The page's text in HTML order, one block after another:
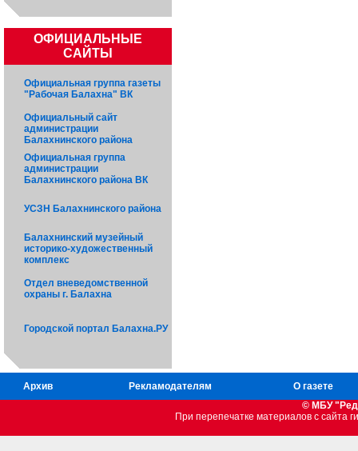
ОФИЦИАЛЬНЫЕ
САЙТЫ
Официальная группа газеты
"Рабочая Балахна" ВК
Официальный сайт
администрации
Балахнинского района
Официальная группа
администрации
Балахнинского района ВК
УСЗН Балахнинского района
Балахнинский музейный
историко-художественный
комплекс
Отдел вневедомственной
охраны г. Балахна
Городской портал Балахна.РУ
Архив Рекламодателям
О газете
© МБУ
При перепечатке материалов c сайта